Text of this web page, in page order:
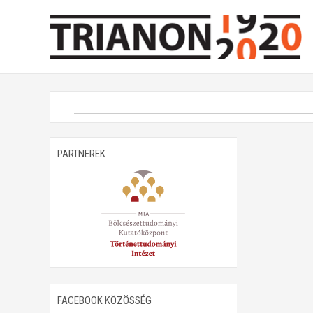
PARTNEREK
FACEBOOK KÖZÖSSÉG